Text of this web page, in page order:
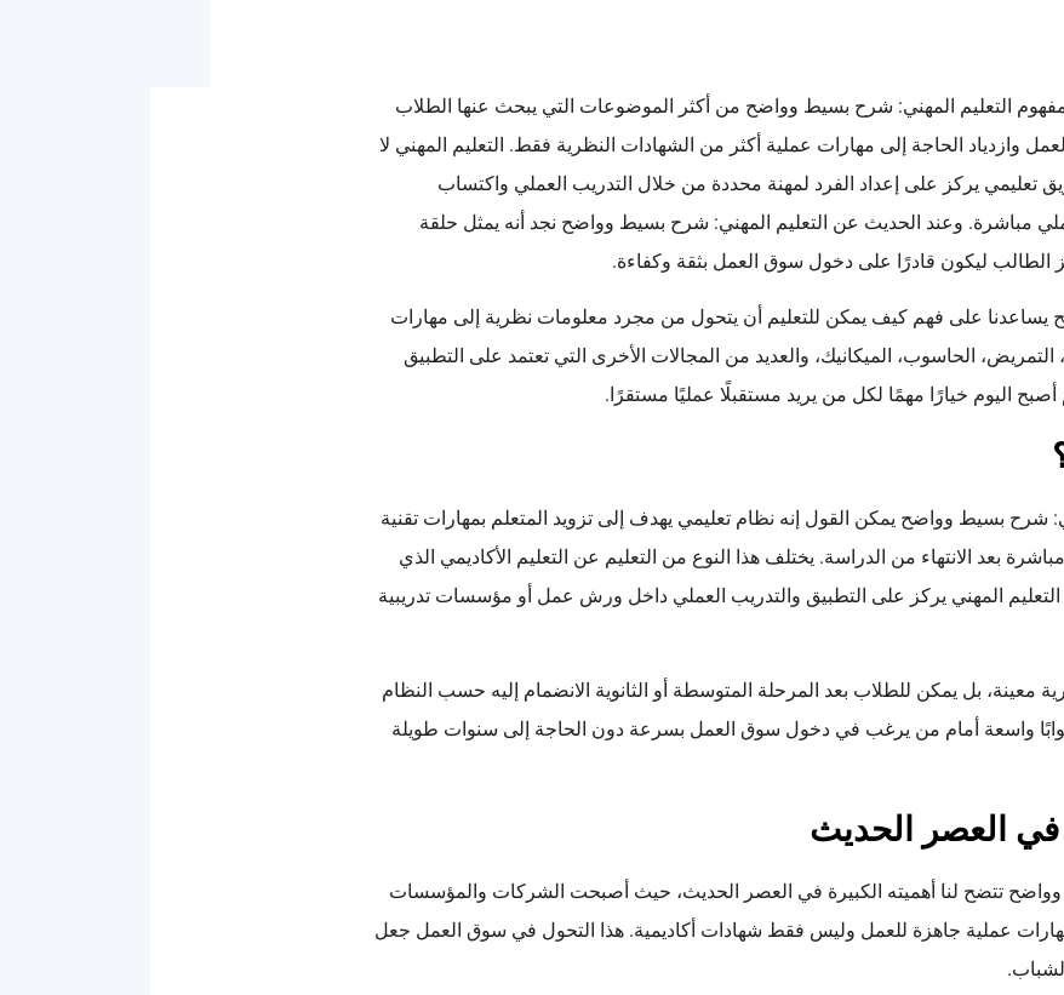
التعليم المهني: شرح بسيط وواضح من أكثر الموضوعات التي يبحث عنها الطلاب
وازدياد الحاجة إلى مهارات عملية أكثر من الشهادات النظرية فقط. التعليم المهني لا
تعليمي يركز على إعداد الفرد لمهنة محددة من خلال التدريب العملي واكتساب
مباشرة. وعند الحديث عن التعليم المهني: شرح بسيط وواضح نجد أنه يمثل حلقة
الطالب ليكون قادرًا على دخول سوق العمل بثقة وكفاءة.
يساعدنا على فهم كيف يمكن للتعليم أن يتحول من مجرد معلومات نظرية إلى مهارات
التمريض، الحاسوب، الميكانيك، والعديد من المجالات الأخرى التي تعتمد على التطبيق
أصبح اليوم خيارًا مهمًا لكل من يريد مستقبلًا عمليًا مستقرًا.
شرح بسيط وواضح يمكن القول إنه نظام تعليمي يهدف إلى تزويد المتعلم بمهارات تقنية
بعد الانتهاء من الدراسة. يختلف هذا النوع من التعليم عن التعليم الأكاديمي الذي
التعليم المهني يركز على التطبيق والتدريب العملي داخل ورش عمل أو مؤسسات تدريبية
معينة، بل يمكن للطلاب بعد المرحلة المتوسطة أو الثانوية الانضمام إليه حسب النظام
أبوابًا واسعة أمام من يرغب في دخول سوق العمل بسرعة دون الحاجة إلى سنوات طويلة
في العصر الحديث
تتضح لنا أهميته الكبيرة في العصر الحديث، حيث أصبحت الشركات والمؤسسات
عملية جاهزة للعمل وليس فقط شهادات أكاديمية. هذا التحول في سوق العمل جعل